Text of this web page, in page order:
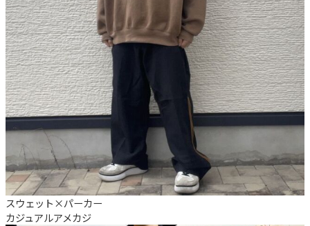
スウェット×パーカー
カジュアルアメカジ